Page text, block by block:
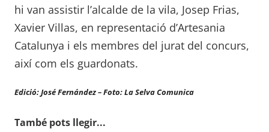
hi van assistir l’alcalde de la vila, Josep Frias,
Xavier Villas, en representació d’Artesania
Catalunya i els membres del jurat del concurs,
així com els guardonats.
Edició: José Fernández – Foto: La Selva Comunica
També pots llegir...